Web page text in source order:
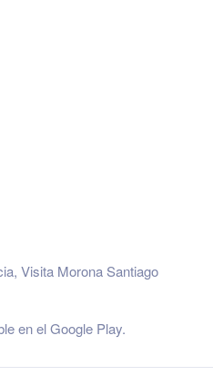
Visita Morona Santiago
en elGoogle Play.